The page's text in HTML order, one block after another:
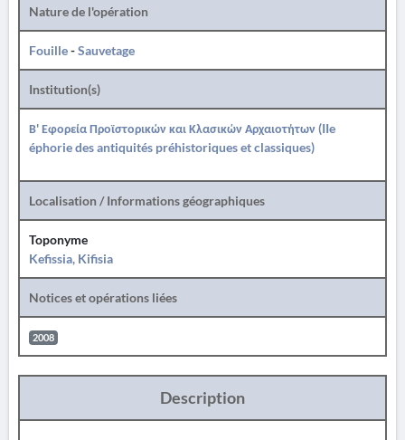
Nature de l'opération
Fouille-Sauvetage
Institution(s)
Β' Εφορεία Προϊστορικών και Κλασικών Αρχαιοτήτων (IIe
éphorie des antiquités préhistoriques et classiques)
Localisation / Informations géographiques
Toponyme
Kefissia, Kifisia
Notices et opérations liées
2008
Description